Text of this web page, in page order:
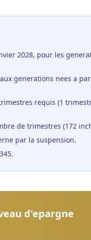
2028, pour les
generations nees a
requis (1
de trimestres (172
par la suspension.
d'epargne